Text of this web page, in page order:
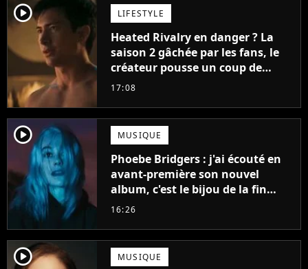
player2 LIFESTYLE
Heated Rivalry en danger ? La
saison 2 gâchée par les fans, le
créateur pousse un coup de
gueule
17:08
player2 MUSIQUE
Phoebe Bridgers : j'ai écouté en
avant-première son nouvel
album, c'est le bijou de la fin
d'été
16:26
player2 MUSIQUE